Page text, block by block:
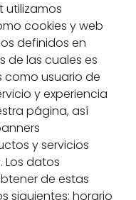
utilizamos
cookies y web
definidos en
de las cuales es
como usuario de
y experiencia
página, así
y servicios
Los datos
de estas
siguientes: horario